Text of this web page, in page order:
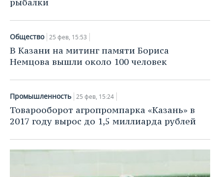
рыбалки
Общество 25 фев, 15:53
В Казани на митинг памяти Бориса
Немцова вышли около 100 человек
Промышленность 25 фев, 15:24
Товарооборот агропромпарка «Казань» в
2017 году вырос до 1,5 миллиарда рублей